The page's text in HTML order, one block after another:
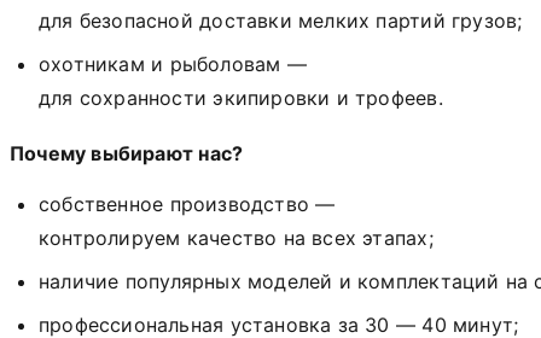
для безопасной доставки мелких партий грузов;
охотникам и рыболовам —
для сохранности экипировки и трофеев.
Почему выбирают нас?
собственное производство —
контролируем качество на всех этапах;
наличие популярных моделей и комплектаций на
профессиональная установка за 30 — 40 минут;